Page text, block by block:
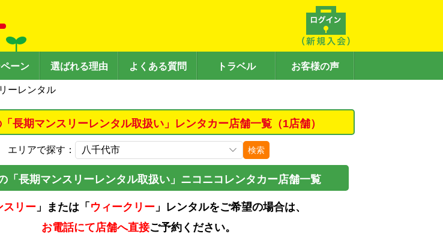
ーン 選ばれる理由 よくある質問 トラベル お客様の声
ーレンタル
長期マンスリーレンタル取扱い」レンタカー店舗一覧（1店舗）
エリアで探す： 検索
「長期マンスリーレンタル取扱い」ニコニコレンタカー店舗一覧
スリー 」または「 ウィークリー 」レンタルをご希望の場合は、
お電話にて店舗へ直接ご予約ください。